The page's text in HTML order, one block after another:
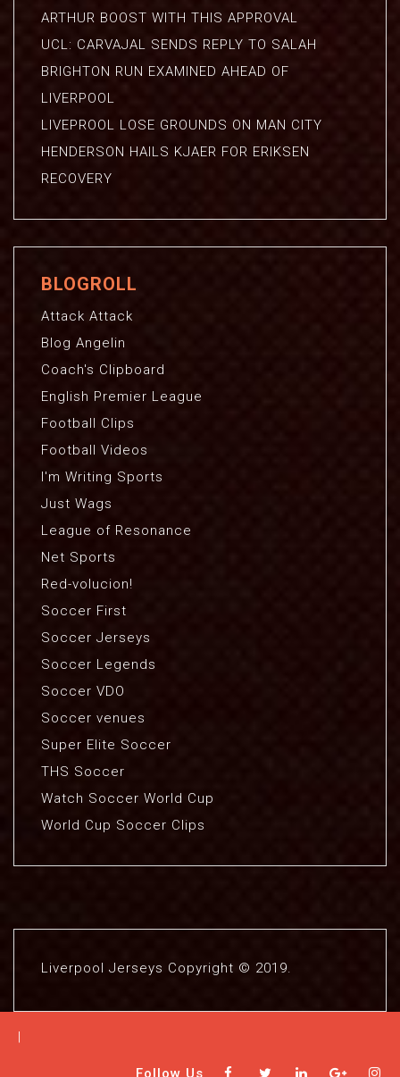
ARTHUR BOOST WITH THIS APPROVAL
UCL: CARVAJAL SENDS REPLY TO SALAH
BRIGHTON RUN EXAMINED AHEAD OF
LIVERPOOL
LIVEPROOL LOSE GROUNDS ON MAN CITY
HENDERSON HAILS KJAER FOR ERIKSEN
RECOVERY
BLOGROLL
Attack Attack
Blog Angelin
Coach's Clipboard
English Premier League
Football Clips
Football Videos
I'm Writing Sports
Just Wags
League of Resonance
Net Sports
Red-volucion!
Soccer First
Soccer Jerseys
Soccer Legends
Soccer VDO
Soccer venues
Super Elite Soccer
THS Soccer
Watch Soccer World Cup
World Cup Soccer Clips
Liverpool Jerseys Copyright © 2019.
|
Follow Us